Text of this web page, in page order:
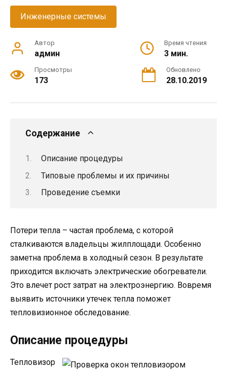
Инженерные системы
Автор
админ
Время чтения
3 мин.
Просмотры
173
Обновлено
28.10.2019
Содержание
Описание процедуры
Типовые проблемы и их причины
Проведение съемки
Потери тепла – частая проблема, с которой
сталкиваются владельцы жилплощади. Особенно
заметна проблема в холодный сезон. В результате
приходится включать электрические обогреватели.
Это влечет рост затрат на электроэнергию. Вовремя
выявить источники утечек тепла поможет
тепловизионное обследование.
Описание процедуры
Тепловизор